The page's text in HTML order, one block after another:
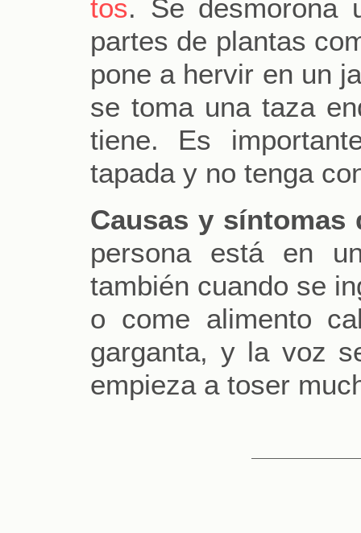
tos. Se desmorona
partes de plantas
pone a hervir en un
se toma una taza
tiene. Es
tapada y no tenga
Causas y síntomas
persona está en
también cuando se
o come alimento
garganta, y la voz
empieza a toser